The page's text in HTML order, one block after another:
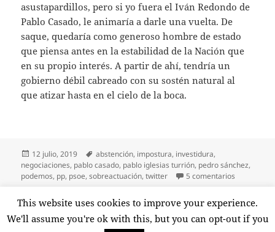
asustapardillos, pero si yo fuera el Iván Redondo de
Pablo Casado, le animaría a darle una vuelta. De
saque, quedaría como generoso hombre de estado
que piensa antes en la estabilidad de la Nación que
en su propio interés. A partir de ahí, tendría un
gobierno débil cabreado con su sostén natural al
que atizar hasta en el cielo de la boca.
Publicado
el
12 julio, 2019 Etiquetas
abstención, impostura, investidura,
negociaciones, pablo casado, pablo iglesias turrión, pedro sánchez,
podemos, pp, psoe,sobreactuación,twitter 5 comentarios
Paginación
de
PÁGINA1
This website uses cookies to improve your experience.
We'll assume you're ok with this, but you can opt-out if you